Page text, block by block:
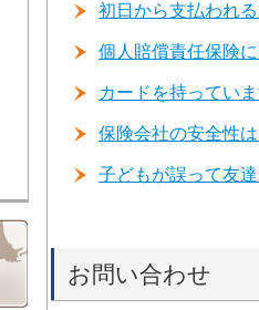
初日から支払われ
個人賠償責任保険
カードを持ってい
保険会社の安全性
子どもが誤って友
お問い合わせ